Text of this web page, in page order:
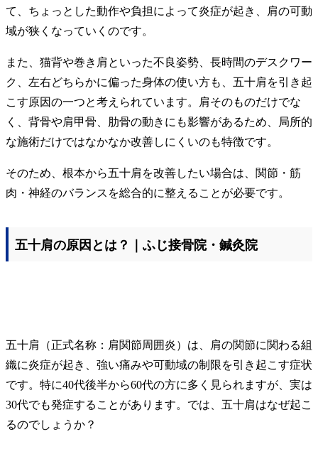
て、ちょっとした動作や負担によって炎症が起き、肩の可動
域が狭くなっていくのです。
また、猫背や巻き肩といった不良姿勢、長時間のデスクワー
ク、左右どちらかに偏った身体の使い方も、五十肩を引き起
こす原因の一つと考えられています。肩そのものだけでな
く、背骨や肩甲骨、肋骨の動きにも影響があるため、局所的
な施術だけではなかなか改善しにくいのも特徴です。
そのため、根本から五十肩を改善したい場合は、関節・筋
肉・神経のバランスを総合的に整えることが必要です。
五十肩の原因とは？｜ふじ接骨院・鍼灸院
五十肩（正式名称：肩関節周囲炎）は、肩の関節に関わる組
織に炎症が起き、強い痛みや可動域の制限を引き起こす症状
です。特に40代後半から60代の方に多く見られますが、実は
30代でも発症することがあります。では、五十肩はなぜ起こ
るのでしょうか？